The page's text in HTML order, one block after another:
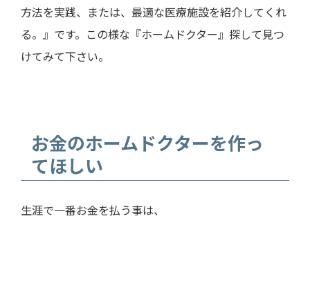
方法を実践、または、最適な医療施設を紹介してくれ
る。』です。この様な『ホームドクター』探して見つ
けてみて下さい。
お金のホームドクターを作っ
てほしい
生涯で一番お金を払う事は、